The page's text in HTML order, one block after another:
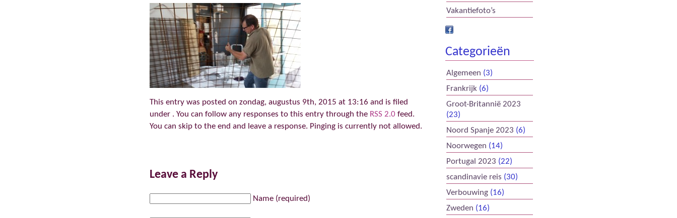
This entry was posted on zondag, augustus 9th, 2015 at 13:16 and is filed
under . You can follow any responses to this entry through the RSS 2.0 feed.
You can skip to the end and leave a response. Pinging is currently not allowed.
Leave a Reply
Name (required)
Vakantiefoto’s
Categorieën
Algemeen (3)
Frankrijk (6)
Groot-Britannië 2023
(23)
Noord Spanje 2023 (6)
Noorwegen (14)
Portugal 2023 (22)
scandinavie reis (30)
Verbouwing (16)
Zweden (16)